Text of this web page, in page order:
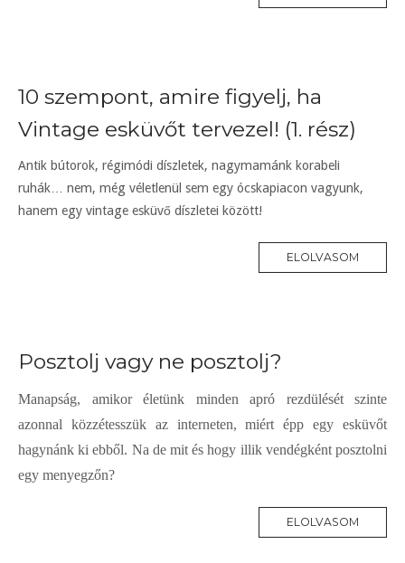
10 szempont, amire figyelj, ha
Vintage esküvőt tervezel! (1. rész)
Antik bútorok, régimódi díszletek, nagymamánk korabeli
ruhák… nem, még véletlenül sem egy ócskapiacon vagyunk,
hanem egy vintage esküvő díszletei között!
ELOLVASOM
Posztolj vagy ne posztolj?
Manapság, amikor életünk minden apró rezdülését szinte
azonnal közzétesszük az interneten, miért épp egy esküvőt
hagynánk ki ebből. Na de mit és hogy illik vendégként posztolni
egy menyegzőn?
ELOLVASOM